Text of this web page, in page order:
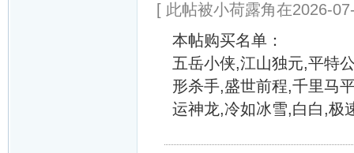
[ 此帖被小荷露角在2026-
本帖购买名单：
五岳小侠,江山独元,平特
形杀手,盛世前程,千里马
运神龙,冷如冰雪,白白,极